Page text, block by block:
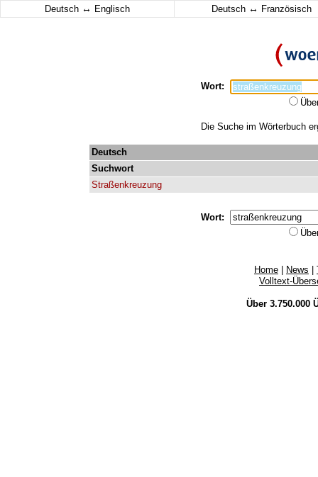
Deutsch ↔ Englisch Deutsch ↔ Französisch
Wort:
Die Suche im Wörterbuch
Deutsch
Suchwort
Straßenkreuzung
Wort:
Home News
Volltext-
Über 3.750.000